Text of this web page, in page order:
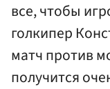
все, чтобы
голкипер
матч против
получится